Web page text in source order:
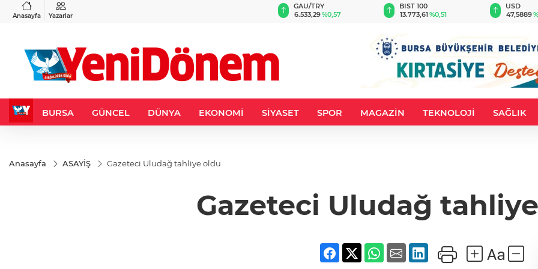
Anasayfa Yazarlar
%-0,45
GAU/TRY
6.533,29%0,57
BIST 100
13.773,61%0,51
USD
47,5889
BURSA GÜNCEL DÜNYA EKONOMİ SİYASET SPOR MAGAZİN TEKNOLOJİ SAĞLIK
Anasayfa ASAYİŞ Gazeteci Uludağ tahliye oldu
Gazeteci Uludağ